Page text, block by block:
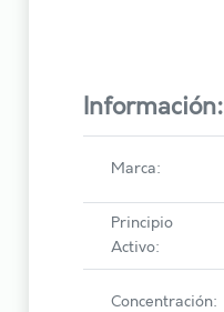
Información:
Marca:
Principio
Activo:
Concentración: